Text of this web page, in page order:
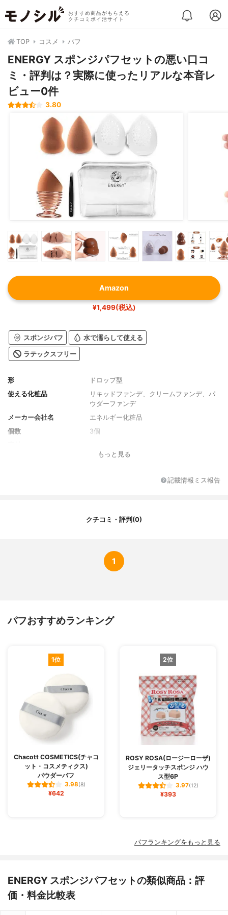
おすすめ商品がもらえる
クチコミポイ活サイト
TOP コスメ パフ
ENERGY スポンジパフセットの悪い口コ
ミ・評判は？実際に使ったリアルな本音レ
ビュー0件
3.80
Amazon
¥1,499(税込)
スポンジパフ 水で濡らして使える
ラテックスフリー
形
ドロップ型
使える化粧品
リキッドファンデ、クリームファンデ、パ
ウダーファンデ
メーカー会社名
エネルギー化粧品
個数
3個
もっと見る
記載情報ミス報告
クチコミ・評判(0)
1
パフおすすめランキング
1位
Chacott COSMETICS(チャコ
ット・コスメティクス)
パウダーパフ
3.98(8)
¥642
2位
ROSY ROSA(ロージーローザ)
ジェリータッチスポンジ ハウ
ス型6P
3.97(12)
¥393
パフランキングをもっと見る
ENERGY スポンジパフセットの類似商品：評
価・料金比較表